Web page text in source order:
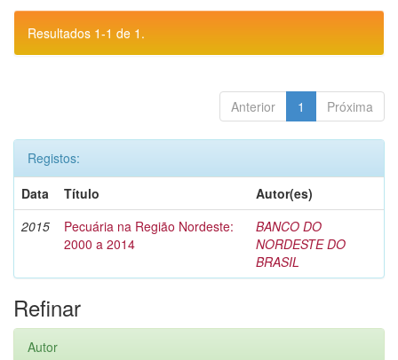
Resultados 1-1 de 1.
Anterior 1 Próxima
Registos:
Data
Título
Autor(es)
2015
Pecuária na Região Nordeste:
2000 a 2014
BANCO DO
NORDESTE DO
BRASIL
Refinar
Autor